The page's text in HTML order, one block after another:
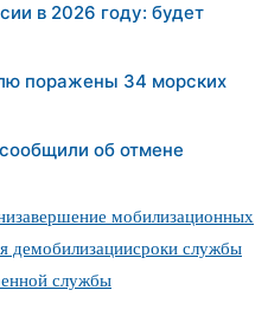
в 2026 году: будет
поражены 34 морских
об отмене
завершение мобилизационных
демобилизациисроки службы
службы